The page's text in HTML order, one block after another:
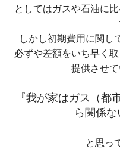
としてはガスや石油に
しかし初期費用に関し
必ずや差額をいち早く
提供させて
『我が家はガス（都
ら関係な
と思っ